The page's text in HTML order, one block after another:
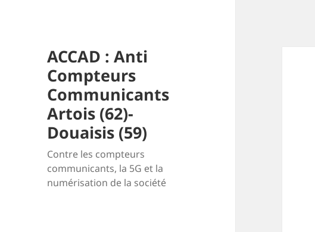
ACCAD : Anti
Compteurs
Communicants
Artois (62)-
Douaisis (59)
Contre les compteurs
communicants, la 5G et la
numérisation de la société